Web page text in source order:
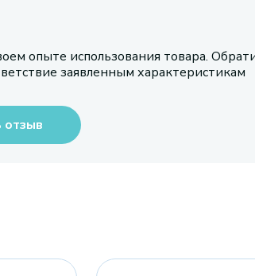
опыте использования товара.
заявленным характеристикам
отзыв